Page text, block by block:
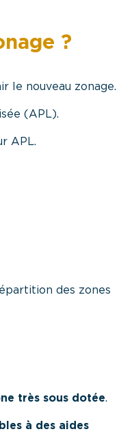
?
le nouveau zonage.
(APL).
APL.
des zones
très sous dotée.
à des aides